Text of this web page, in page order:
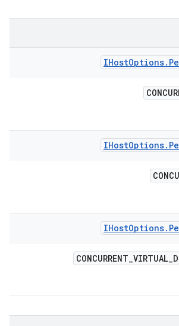
IHostOptions.
IHostOptions.
IHostOptions.
CONCURRENT_VIRTUAL_